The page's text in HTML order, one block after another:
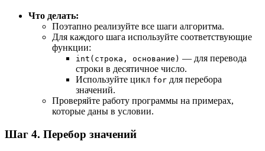
Что делать:
Поэтапно реализуйте все шаги алгоритма.
Для каждого шага используйте соответствующие
функции:
int(строка, основание) — для перевода
строки в десятичное число.
Используйте цикл for для перебора
значений.
Проверяйте работу программы на примерах,
которые даны в условии.
Шаг 4. Перебор значений